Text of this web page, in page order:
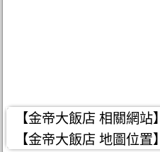
【金帝大飯店 相關網站】
【金帝大飯店 地圖位置】